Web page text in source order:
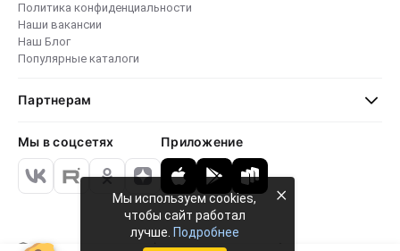
Политика конфиденциальности
Наши вакансии
Наш Блог
Популярные каталоги
Партнерам
Мы в соцсетях Приложение
Мы используем cookies,
чтобы сайт работал
лучше. Подробнее
×